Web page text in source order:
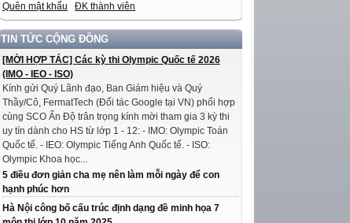
Quên mật khẩu ĐK thành viên
TIN TỨC CỘNG ĐỒNG
[MỜI HỢP TÁC] Các kỳ thi Olympic Quốc tế 2026
(IMO - IEO - ISO)
Kính gửi Quý Lãnh đạo, Ban Giám hiệu và Quý
Thầy/Cô, FermatTech (Đối tác Google tại VN) phối hợp
cùng SCO Ấn Độ trân trọng kính mời tham gia 3 kỳ thi
uy tín dành cho HS từ lớp 1 - 12: - IMO: Olympic Toán
Quốc tế. - IEO: Olympic Tiếng Anh Quốc tế. - ISO:
Olympic Khoa học...
5 điều đơn giản cha mẹ nên làm mỗi ngày để con
hạnh phúc hơn
Hà Nội công bố cấu trúc định dạng đề minh họa 7